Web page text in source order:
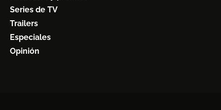
Series de TV
Trailers
Especiales
Opinión